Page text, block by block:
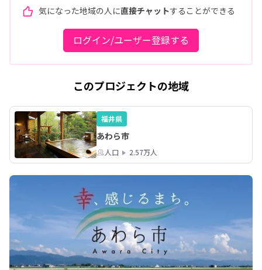
気になった地域の人に直接チャットすることができる
ログイン/ユーザー登録する
このプロジェクトの地域
福井県
あわら市
人口 2.57万人